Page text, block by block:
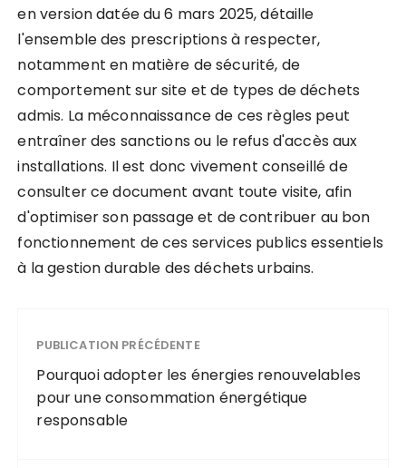
en version datée du 6 mars 2025, détaille
l'ensemble des prescriptions à respecter,
notamment en matière de sécurité, de
comportement sur site et de types de déchets
admis. La méconnaissance de ces règles peut
entraîner des sanctions ou le refus d'accès aux
installations. Il est donc vivement conseillé de
consulter ce document avant toute visite, afin
d'optimiser son passage et de contribuer au bon
fonctionnement de ces services publics essentiels
à la gestion durable des déchets urbains.
PUBLICATION PRÉCÉDENTE
Pourquoi adopter les énergies renouvelables
pour une consommation énergétique
responsable